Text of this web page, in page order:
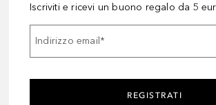
Iscriviti e ricevi un buono regalo da 5
Indirizzo email*
REGISTRATI